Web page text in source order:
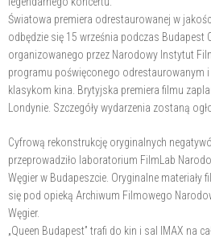
Światowa premiera odrestaurowanej w
odbędzie się 15 września podczas Budapest
organizowanego przez Narodowy Instytut
programu poświęconego odrestaurowanym
klasykom kina. Brytyjska premiera filmu
Londynie. Szczegóły wydarzenia zostaną
Cyfrową rekonstrukcję oryginalnych
przeprowadziło laboratorium FilmLab
Węgier w Budapeszcie. Oryginalne
się pod opieką Archiwum Filmowego
Węgier.
„Queen Budapest” trafi do kin i sal IMAX na